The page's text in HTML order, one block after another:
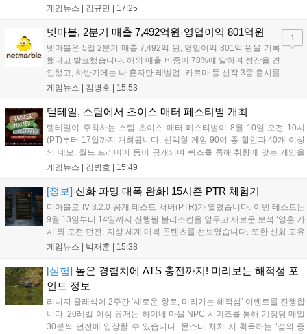
대표는 다작 중심 전략에서 벗어나 신작 라인업을 엄격히 관리하고 기존
하반기에는 ‘나 혼자만 레벨업: 카르마’ 등 신작 3종 출시를 예고했으며,
마케팅 비용은 평소 수준으로 수렴할 전망이다. 도기욱 CFO는 마켓 수
수료 인하 효과가 내년부터 본격화될 것으로 내다봤다....
게임뉴스 | 김규만 17:25
넷마블, 2분기 매출 7,492억원·영업이익 801억원
넷마블은 5일 2분기 매출 7,492억 원, 영업이익 801억 원을 기록
했다고 발표했습니다. 해외 매출 비중이 78%에 달하며 성장을 견
인했고, 하반기에는 나 혼자만 레벨업: 카르마 등 신작 3종 출시를
목표로 합니다. 특히 오는 9월 열리는 도쿄게임쇼에서 신작 2종과
스 고도화로 실적 안정성을 높이겠다고 밝혔습니다....
게임뉴스 | 김병호 15:53
1
텔테일, 스팀에서 초이스 매터 페스티벌 개최
텔테일이 주최하는 스팀 초이스 매터 페스티벌이 8월 10일 오전 10시
(PT)부터 17일까지 개최됩니다. 선택형 게임 90여 종 할인과 40개 이상
의 데모, 월드 프리미어 등이 공개되며 퀴즈를 통해 취향에 맞는 게임을
찾을 수 있습니다. 10일 오전 10시 더 울프 어몽 어스 리마스터드 토크를
게임뉴스 | 김병호 15:49
[정보] 신화 파밍 대폭 완화! 15시즌 PTR 체험기
디아블로 IV 3.2.0 공개 테스트 서버(PTR)가 열렸습니다. 이번 테스트는
9월 13일부터 14일까지 진행될 블리즈컨을 앞두고 새로운 보석 ‘영혼 가
시’와 도전 던전, 지상 세계 매복 콘텐츠를 선보였습니다. 또한 신화 고유
아이템 제작 방식 개선과 신화 고유 부적 추가, 캐릭터 환생 기능 및 호라
정보가 공개될 예정입니다....
게임뉴스 | 박재훈 15:38
[실험] 높은 경험치에 ATS 충전까지! 미리보는 해적섬 포
인트 정보
리니지 클래식이 2주간 ‘새로운 항로, 미리가는 해적섬’ 이벤트를 진행합
니다. 20레벨 이상 유저는 하이네 마을 NPC 시미즈를 통해 계정당 매일
30분씩 던전에 입장할 수 있습니다. 몬스터 처치 시 획득하는 ‘섬의 증